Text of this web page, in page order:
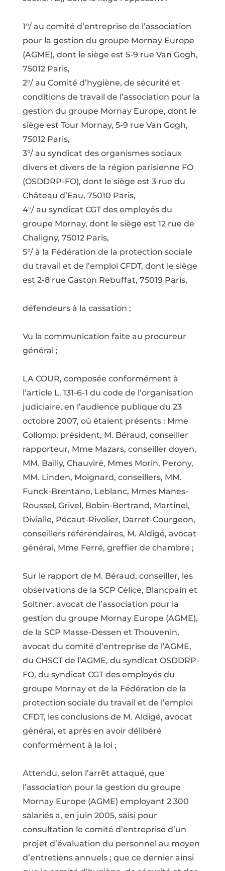
1°/ au comité d’entreprise de l’association
pour la gestion du groupe Mornay Europe
(AGME), dont le siège est 5-9 rue Van Gogh,
75012 Paris,
2°/ au Comité d’hygiène, de sécurité et
conditions de travail de l’association pour la
gestion du groupe Mornay Europe, dont le
siège est Tour Mornay, 5-9 rue Van Gogh,
75012 Paris,
3°/ au syndicat des organismes sociaux
divers et divers de la région parisienne FO
(OSDDRP-FO), dont le siège est 3 rue du
Château d’Eau, 75010 Paris,
4°/ au syndicat CGT des employés du
groupe Mornay, dont le siège est 12 rue de
Chaligny, 75012 Paris,
5°/ à la Fédération de la protection sociale
du travail et de l’emploi CFDT, dont le siège
est 2-8 rue Gaston Rebuffat, 75019 Paris,
défendeurs à la cassation ;
Vu la communication faite au procureur
général ;
LA COUR, composée conformément à
l’article L. 131-6-1 du code de l’organisation
judiciaire, en l’audience publique du 23
octobre 2007, où étaient présents : Mme
Collomp, président, M. Béraud, conseiller
rapporteur, Mme Mazars, conseiller doyen,
MM. Bailly, Chauviré, Mmes Morin, Perony,
MM. Linden, Moignard, conseillers, MM.
Funck-Brentano, Leblanc, Mmes Manes-
Roussel, Grivel, Bobin-Bertrand, Martinel,
Divialle, Pécaut-Rivolier, Darret-Courgeon,
conseillers référendaires, M. Aldigé, avocat
général, Mme Ferré, greffier de chambre ;
Sur le rapport de M. Béraud, conseiller, les
observations de la SCP Célice, Blancpain et
Soltner, avocat de l’association pour la
gestion du groupe Mornay Europe (AGME),
de la SCP Masse-Dessen et Thouvenin,
avocat du comité d’entreprise de l’AGME,
du CHSCT de l’AGME, du syndicat OSDDRP-
FO, du syndicat CGT des employés du
groupe Mornay et de la Fédération de la
protection sociale du travail et de l’emploi
CFDT, les conclusions de M. Aldigé, avocat
général, et après en avoir délibéré
conformément à la loi ;
Attendu, selon l’arrêt attaqué, que
l’association pour la gestion du groupe
Mornay Europe (AGME) employant 2 300
salariés a, en juin 2005, saisi pour
consultation le comité d’entreprise d’un
projet d’évaluation du personnel au moyen
d’entretiens annuels ; que ce dernier ainsi